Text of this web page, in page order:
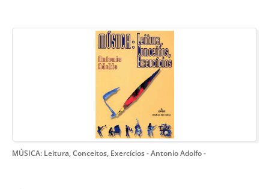
MÚSICA: Leitura, Conceitos, Exercícios - Antonio Adolfo-